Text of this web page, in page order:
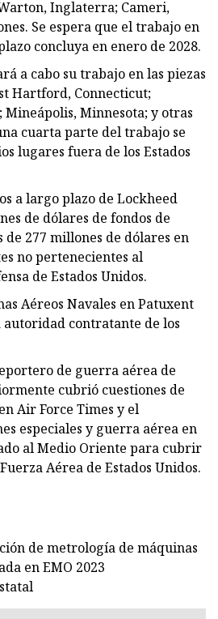
Inglaterra; Cameri,
Se espera que el trabajo en
concluya en enero de 2028.
a cabo su trabajo en las piezas
Hartford, Connecticut;
Minnesota; y otras
cuarta parte del trabajo se
lugares fuera de los Estados
a largo plazo de Lockheed
de dólares de fondos de
de 277 millones de dólares en
no pertenecientes al
de Estados Unidos.
Aéreos Navales en Patuxent
autoridad contratante de los
de guerra aérea de
cubrió cuestiones de
Air Force Times y el
especiales y guerra aérea en
al Medio Oriente para cubrir
Aérea de Estados Unidos.
de metrología de máquinas
en EMO 2023